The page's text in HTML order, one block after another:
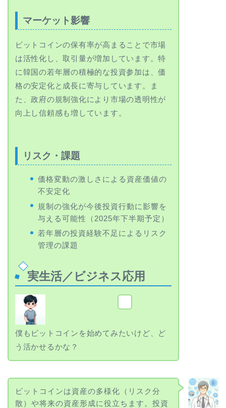
マーケット影響
ビットコインの保有率が高まることで市場
は活性化し、取引量が増加しています。特
に韓国の若年層の積極的な投資参加は、価
格の安定化と成長に寄与しています。ま
た、政府の規制強化により市場の透明性が
向上し信頼感も増しています。
リスク・課題
価格変動の激しさによる資産価値の
不安定化
規制の強化が今後投資行動に影響を
与える可能性（2025年下半期予定）
若年層の投資経験不足によるリスク
管理の課題
実生活／ビジネス応用
僕もビットコインを始めてみたいけど、ど
う活かせるかな？
ビットコインは資産の多様化（リスク分
散）や将来の資産形成に役立ちます。投資